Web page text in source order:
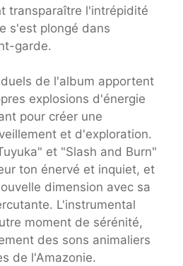
transparaître l'intrépidité
s'est plongé dans
garde.
de l'album apportent
explosions d'énergie
pour créer une
et d'exploration.
et "Slash and Burn"
ton énervé et inquiet, et
dimension avec sa
L'instrumental
moment de sérénité,
des sons animaliers
de l'Amazonie.